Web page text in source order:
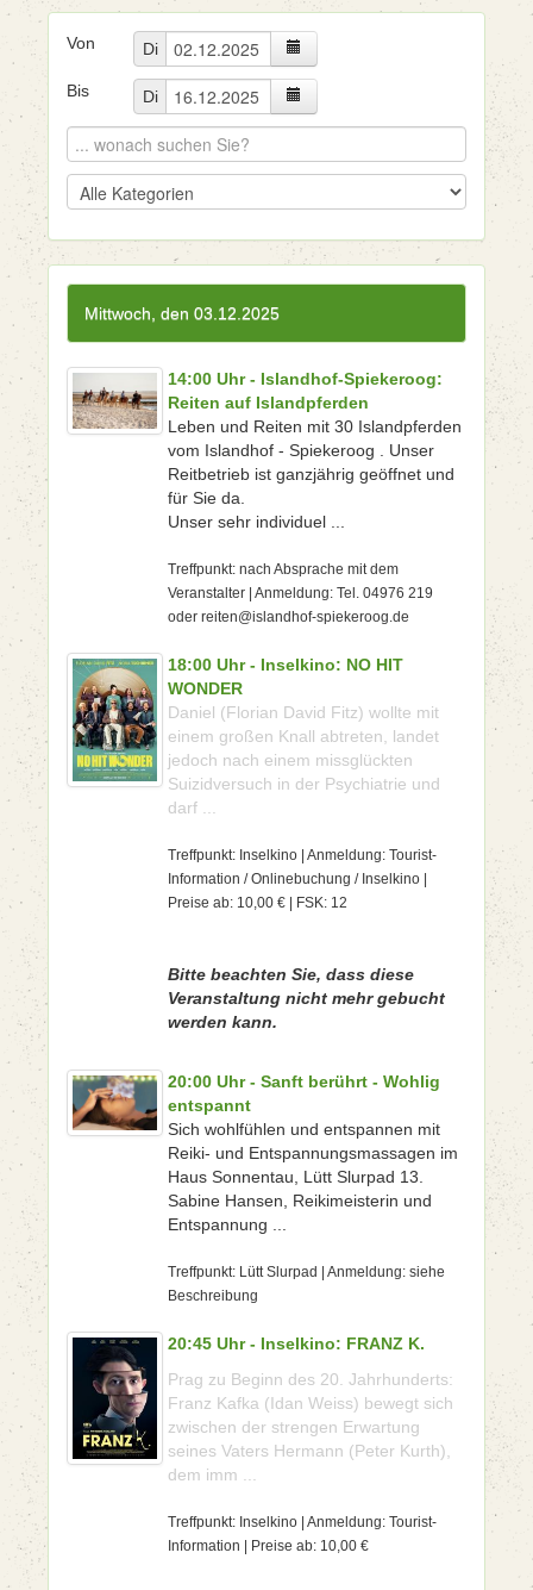
Von Di
Bis Di
Mittwoch, den 03.12.2025
14:00 Uhr - Islandhof-Spiekeroog:
Reiten auf Islandpferden
Leben und Reiten mit 30 Islandpferden
vom Islandhof - Spiekeroog . Unser
Reitbetrieb ist ganzjährig geöffnet und
für Sie da.
Unser sehr individuel ...
Treffpunkt: nach Absprache mit dem
Veranstalter | Anmeldung: Tel. 04976 219
oder reiten@islandhof-spiekeroog.de
18:00 Uhr - Inselkino: NO HIT
WONDER
Daniel (Florian David Fitz) wollte mit
einem großen Knall abtreten, landet
jedoch nach einem missglückten
Suizidversuch in der Psychiatrie und
darf ...
Treffpunkt: Inselkino | Anmeldung: Tourist-
Information / Onlinebuchung / Inselkino |
Preise ab: 10,00 € | FSK: 12
Bitte beachten Sie, dass diese
Veranstaltung nicht mehr gebucht
werden kann.
20:00 Uhr - Sanft berührt - Wohlig
entspannt
Sich wohlfühlen und entspannen mit
Reiki- und Entspannungsmassagen im
Haus Sonnentau, Lütt Slurpad 13.
Sabine Hansen, Reikimeisterin und
Entspannung ...
Treffpunkt: Lütt Slurpad | Anmeldung: siehe
Beschreibung
20:45 Uhr - Inselkino: FRANZ K.
Prag zu Beginn des 20. Jahrhunderts:
Franz Kafka (Idan Weiss) bewegt sich
zwischen der strengen Erwartung
seines Vaters Hermann (Peter Kurth),
dem imm ...
Treffpunkt: Inselkino | Anmeldung: Tourist-
Information | Preise ab: 10,00 €